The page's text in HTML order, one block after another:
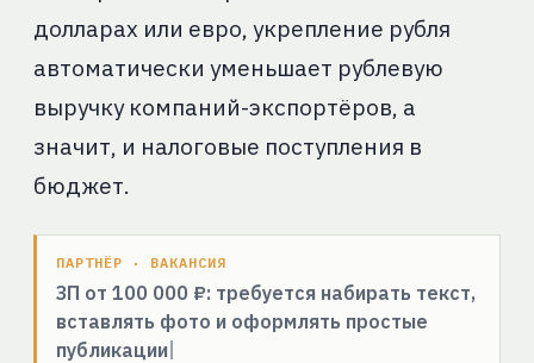
долларах или евро, укрепление рубля
автоматически уменьшает рублевую
выручку компаний-экспортёров, а
значит, и налоговые поступления в
бюджет.
ПАРТНЁР · ВАКАНСИЯ
ЗП от 100 000 ₽: требуется набирать текст,
вставлять фото и оформлять простые
публикации